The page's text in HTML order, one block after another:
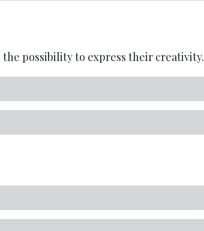
possibility to express their creativity.